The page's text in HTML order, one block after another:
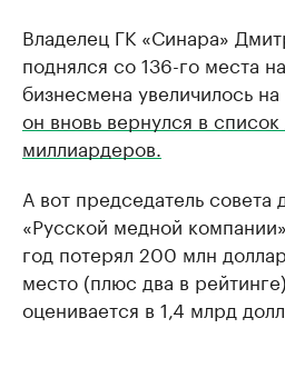
Владелец ГК «Синара»
поднялся со 136-го места
бизнесмена увеличилось
он вновь вернулся в
миллиардеров.
А вот председатель совета
«Русской медной
год потерял 200 млн
место (плюс два в
оценивается в 1,4 млрд